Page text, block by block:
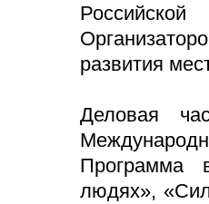
развития
Деловая
Программа
людях»,